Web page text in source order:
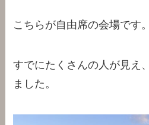
こちらが自由席の会場です
すでにたくさんの人が見え
ました。